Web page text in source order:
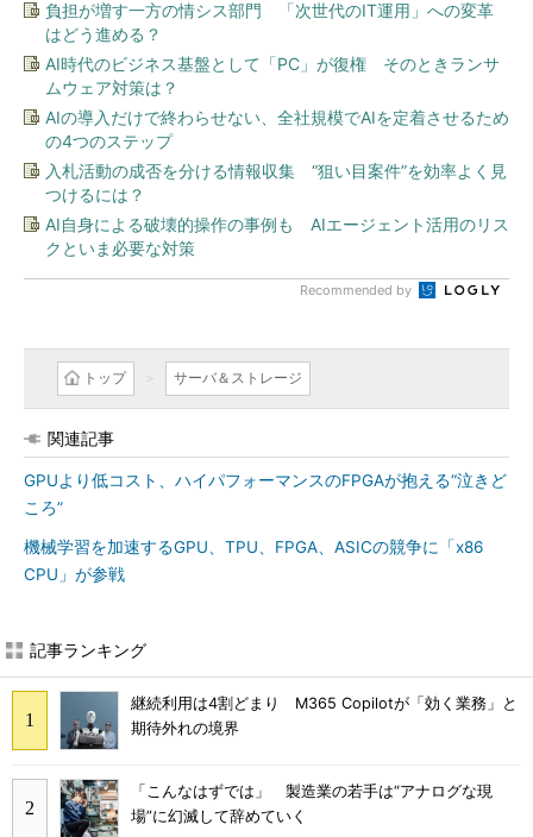
負担が増す一方の情シス部門 「次世代のIT運用」への変革
はどう進める？
AI時代のビジネス基盤として「PC」が復権 そのときランサ
ムウェア対策は？
AIの導入だけで終わらせない、全社規模でAIを定着させるため
の4つのステップ
入札活動の成否を分ける情報収集 “狙い目案件”を効率よく見
つけるには？
AI自身による破壊的操作の事例も AIエージェント活用のリス
クといま必要な対策
Recommended by
トップ サーバ＆ストレージ
関連記事
GPUより低コスト、ハイパフォーマンスのFPGAが抱える“泣きど
ころ”
機械学習を加速するGPU、TPU、FPGA、ASICの競争に「x86
CPU」が参戦
記事ランキング
継続利用は4割どまり M365 Copilotが「効く業務」と
期待外れの境界
「こんなはずでは」 製造業の若手は“アナログな現
場”に幻滅して辞めていく